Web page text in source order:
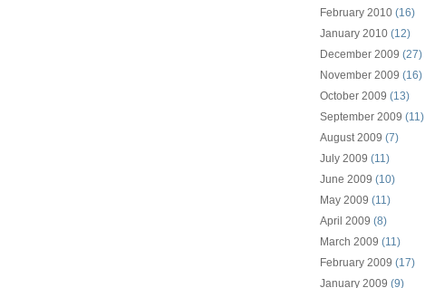
February 2010 (16)
January 2010 (12)
December 2009 (27)
November 2009 (16)
October 2009 (13)
September 2009 (11)
August 2009 (7)
July 2009 (11)
June 2009 (10)
May 2009 (11)
April 2009 (8)
March 2009 (11)
February 2009 (17)
January 2009 (9)